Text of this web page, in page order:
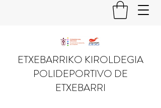
ETXEBARRIKO KIROLDEGIA
POLIDEPORTIVO DE
ETXEBARRI